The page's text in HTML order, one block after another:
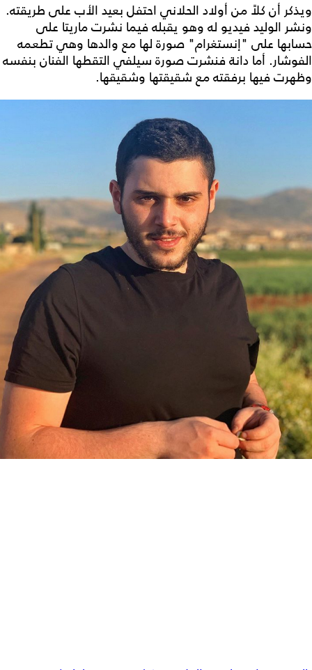
ويذكر أن كلاً من أولاد الحلاني احتفل بعيد الأب على طريقته.
ونشر الوليد فيديو له وهو يقبله فيما نشرت ماريتا على
حسابها على "إنستغرام" صورة لها مع والدها وهي تطعمه
الفوشار. أما دانة فنشرت صورة سيلفي التقطها الفنان بنفسه
وظهرت فيها برفقته مع شقيقتها وشقيقها.